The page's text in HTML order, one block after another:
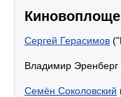
Сергей Герасимов
Владимир
Семён Соколовский